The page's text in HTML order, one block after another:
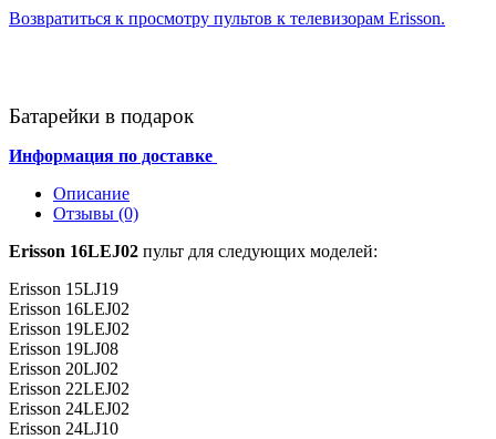
Возвратиться к просмотру пультов к телевизорам Erisson.
Батарейки в подарок
Информация по доставке
Описание
Отзывы (0)
Erisson 16LEJ02 пульт для следующих моделей:
Erisson 15LJ19
Erisson 16LEJ02
Erisson 19LEJ02
Erisson 19LJ08
Erisson 20LJ02
Erisson 22LEJ02
Erisson 24LEJ02
Erisson 24LJ10